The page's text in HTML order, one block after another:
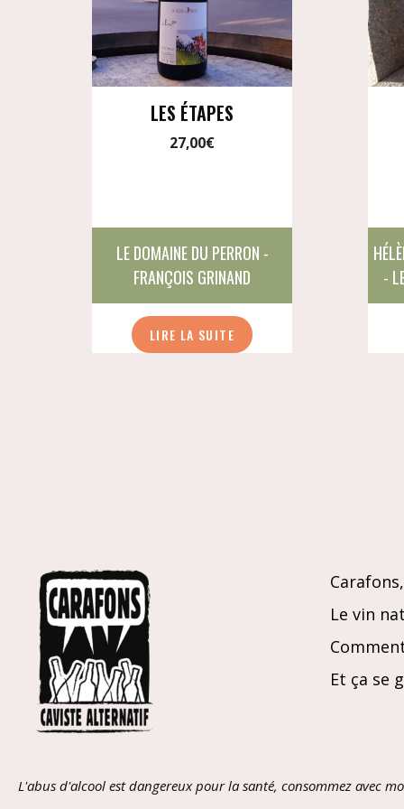
LES ÉTAPES
27,00€
LE DOMAINE DU PERRON -
FRANÇOIS GRINAND
LIRE LA SUITE
-
Le vin
Et ça se
L'abus d'alcool est dangereux pour la santé, consommez avec